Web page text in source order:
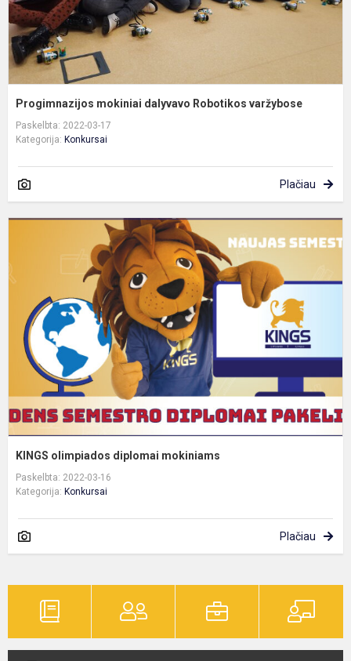
Progimnazijos mokiniai dalyvavo Robotikos varžybose
Paskelbta: 2022-03-17
Kategorija: Konkursai
Plačiau
KINGS olimpiados diplomai mokiniams
Paskelbta: 2022-03-16
Kategorija: Konkursai
Plačiau